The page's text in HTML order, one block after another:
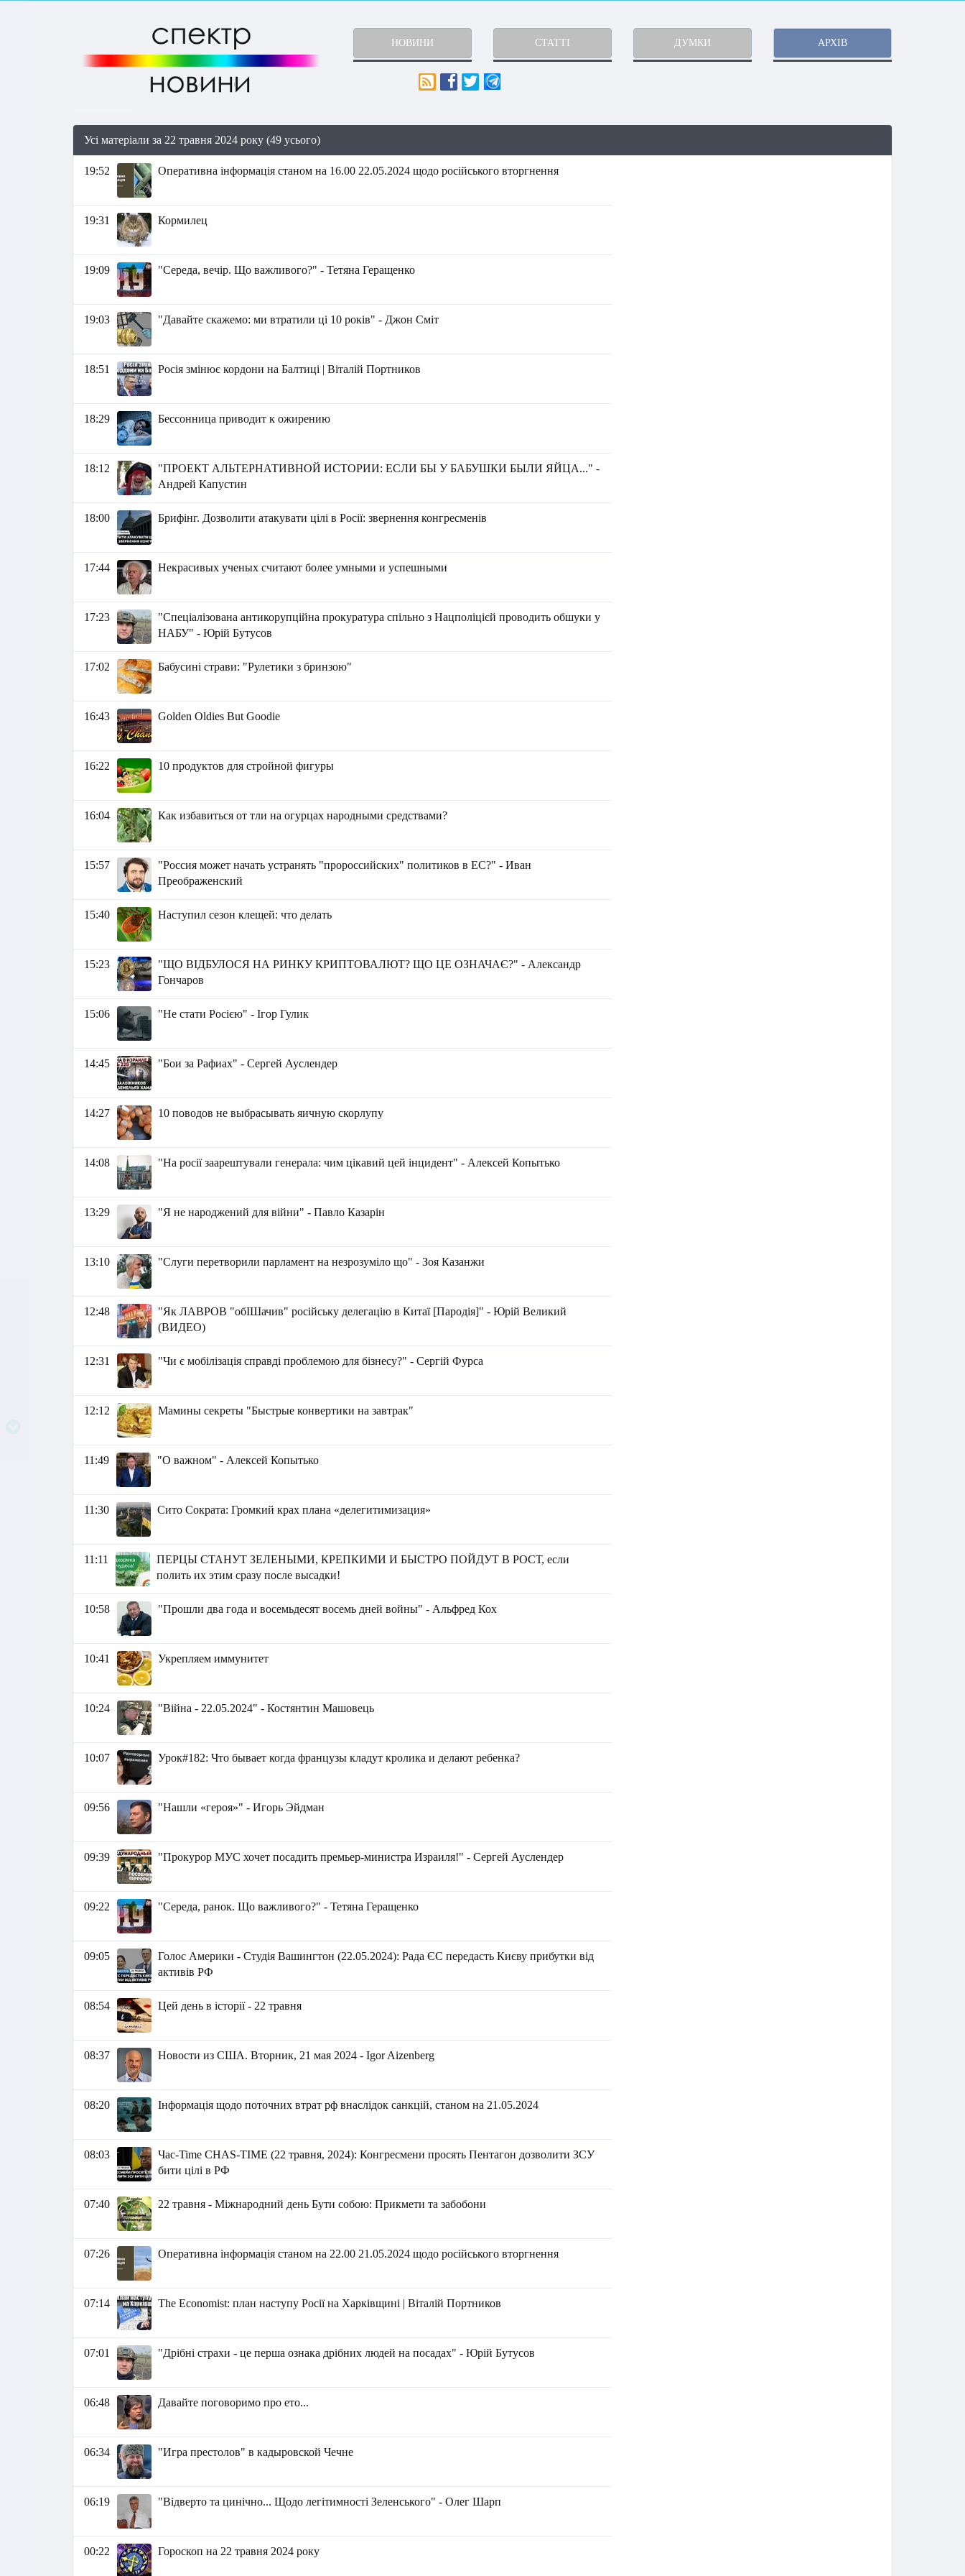
НОВИНИ СТАТТІ ДУМКИ АРХІВ
Усі матеріали за 22 травня 2024 року (49 усього)
19:52 Оперативна інформація станом на 16.00 22.05.2024 щодо російського вторгнення
19:31 Кормилец
19:09 "Середа, вечір. Що важливого?" - Тетяна Геращенко
19:03 "Давайте скажемо: ми втратили ці 10 років" - Джон Сміт
18:51 Росія змінює кордони на Балтиці | Віталій Портников
18:29 Бессонница приводит к ожирению
18:12
"ПРОЕКТ АЛЬТЕРНАТИВНОЙ ИСТОРИИ: ЕСЛИ БЫ У БАБУШКИ БЫЛИ ЯЙЦА..." -
Андрей Капустин
18:00 Брифінг. Дозволити атакувати цілі в Росії: звернення конгресменів
17:44 Некрасивых ученых считают более умными и успешными
17:23
"Спеціалізована антикорупційна прокуратура спільно з Нацполіцієй проводить обшуки у
НАБУ" - Юрій Бутусов
17:02 Бабусині страви: "Рулетики з бринзою"
16:43 Golden Oldies But Goodie
16:22 10 продуктов для стройной фигуры
16:04 Как избавиться от тли на огурцах народными средствами?
15:57
"Россия может начать устранять "пророссийских" политиков в ЕС?" - Иван
Преображенский
15:40 Наступил сезон клещей: что делать
15:23
"ЩО ВІДБУЛОСЯ НА РИНКУ КРИПТОВАЛЮТ? ЩО ЦЕ ОЗНАЧАЄ?" - Александр
Гончаров
15:06 "Не стати Росією" - Ігор Гулик
14:45 "Бои за Рафиах" - Сергей Ауслендер
14:27 10 поводов не выбрасывать яичную скорлупу
14:08 "На росії заарештували генерала: чим цікавий цей інцидент" - Алексей Копытько
13:29 "Я не народжений для війни" - Павло Казарін
13:10 "Слуги перетворили парламент на незрозуміло що" - Зоя Казанжи
12:48
"Як ЛАВРОВ "обІШачив" російську делегацію в Китаї [Пародія]" - Юрій Великий
(ВИДЕО)
12:31 "Чи є мобілізація справді проблемою для бізнесу?" - Сергій Фурса
12:12 Мамины секреты "Быстрые конвертики на завтрак"
11:49 "О важном" - Алексей Копытько
11:30 Сито Сократа: Громкий крах плана «делегитимизация»
11:11
ПЕРЦЫ СТАНУТ ЗЕЛЕНЫМИ, КРЕПКИМИ И БЫСТРО ПОЙДУТ В РОСТ, если
полить их этим сразу после высадки!
10:58 "Прошли два года и восемьдесят восемь дней войны" - Альфред Кох
10:41 Укрепляем иммунитет
10:24 "Війна - 22.05.2024" - Костянтин Машовець
10:07 Урок#182: Что бывает когда французы кладут кролика и делают ребенка?
09:56 "Нашли «героя»" - Игорь Эйдман
09:39 "Прокурор МУС хочет посадить премьер-министра Израиля!" - Сергей Ауслендер
09:22 "Середа, ранок. Що важливого?" - Тетяна Геращенко
09:05
Голос Америки - Студія Вашингтон (22.05.2024): Рада ЄС передасть Києву прибутки від
активів РФ
08:54 Цей день в історії - 22 травня
08:37 Новости из США. Вторник, 21 мая 2024 - Igor Aizenberg
08:20 Інформація щодо поточних втрат рф внаслідок санкцій, станом на 21.05.2024
08:03
Час-Time CHAS-TIME (22 травня, 2024): Конгресмени просять Пентагон дозволити ЗСУ
бити цілі в РФ
07:40 22 травня - Міжнародний день Бути собою: Прикмети та забобони
07:26 Оперативна інформація станом на 22.00 21.05.2024 щодо російського вторгнення
07:14 The Economist: план наступу Росії на Харківщині | Віталій Портников
07:01 "Дрібні страхи - це перша ознака дрібних людей на посадах" - Юрій Бутусов
06:48 Давайте поговоримо про ето...
06:34 "Игра престолов" в кадыровской Чечне
06:19 "Відверто та цинічно... Щодо легітимності Зеленського" - Олег Шарп
00:22 Гороскоп на 22 травня 2024 року